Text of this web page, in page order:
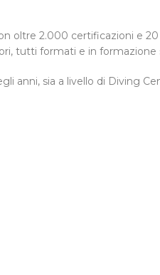
oltre 2.000 certificazioni e
tutti formati e in formazione
anni, sia a livello di Diving